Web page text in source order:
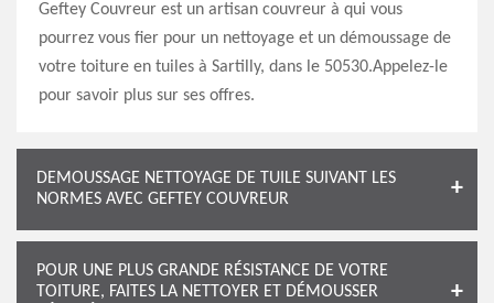
Geftey Couvreur est un artisan couvreur à qui vous
pourrez vous fier pour un nettoyage et un démoussage de
votre toiture en tuiles à Sartilly, dans le 50530.Appelez-le
pour savoir plus sur ses offres.
DEMOUSSAGE NETTOYAGE DE TUILE SUIVANT LES
NORMES AVEC GEFTEY COUVREUR
POUR UNE PLUS GRANDE RÉSISTANCE DE VOTRE
TOITURE, FAITES LA NETTOYER ET DÉMOUSSER